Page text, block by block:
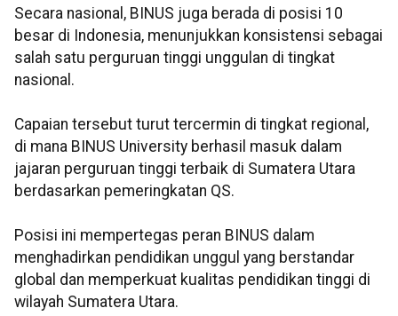
Secara nasional, BINUS juga berada di posisi 10
besar di Indonesia, menunjukkan konsistensi sebagai
salah satu perguruan tinggi unggulan di tingkat
nasional.
Capaian tersebut turut tercermin di tingkat regional,
di mana BINUS University berhasil masuk dalam
jajaran perguruan tinggi terbaik di Sumatera Utara
berdasarkan pemeringkatan QS.
Posisi ini mempertegas peran BINUS dalam
menghadirkan pendidikan unggul yang berstandar
global dan memperkuat kualitas pendidikan tinggi di
wilayah Sumatera Utara.